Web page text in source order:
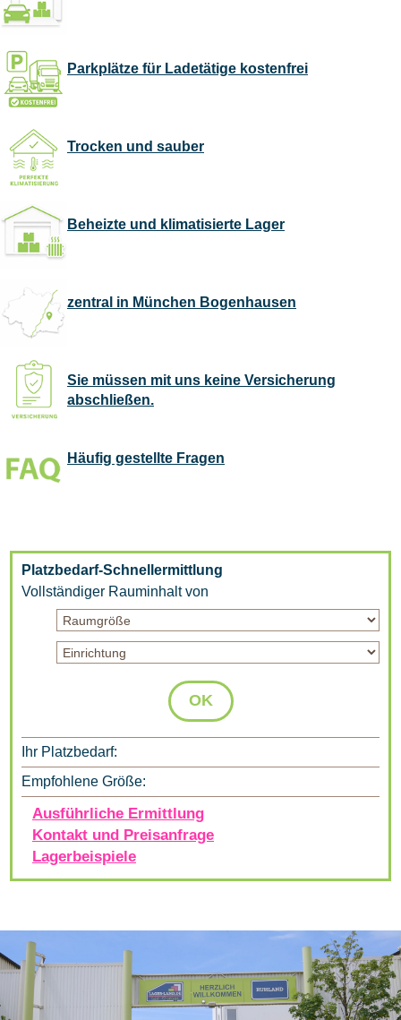
Parkplätze für Ladetätige kostenfrei
Trocken und sauber
Beheizte und klimatisierte Lager
zentral in München Bogenhausen
Sie müssen mit uns keine Versicherung
abschließen.
Häufig gestellte Fragen
Platzbedarf-Schnellermittlung
Vollständiger Rauminhalt von
OK
Ihr Platzbedarf:
Empfohlene Größe:
Ausführliche Ermittlung
Kontakt und Preisanfrage
Lagerbeispiele